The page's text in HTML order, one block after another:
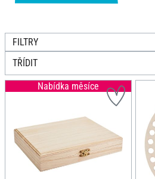
FILTRY
TŘÍDIT
Nabídka měsíce